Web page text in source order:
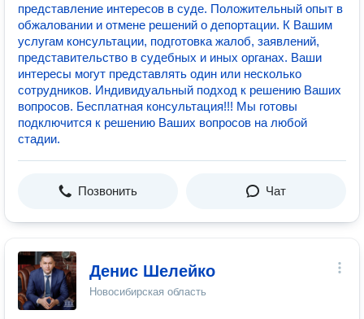
представление интересов в суде. Положительный опыт в
обжаловании и отмене решений о депортации. К Вашим
услугам консультации, подготовка жалоб, заявлений,
представительство в судебных и иных органах. Ваши
интересы могут представлять один или несколько
сотрудников. Индивидуальный подход к решению Ваших
вопросов. Бесплатная консультация!!! Мы готовы
подключится к решению Ваших вопросов на любой
стадии.
Позвонить Чат
Денис Шелейко
Новосибирская область